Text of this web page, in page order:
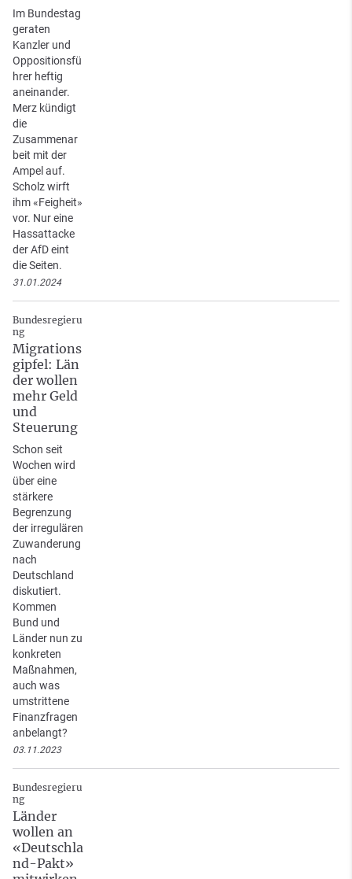
Im Bundestag
geraten
Kanzler und
Oppositionsfü
hrer heftig
aneinander.
Merz kündigt
die
Zusammenar
beit mit der
Ampel auf.
Scholz wirft
ihm «Feigheit»
vor. Nur eine
Hassattacke
der AfD eint
die Seiten.
31.01.2024
Bundesregieru
ng
Migrations
gipfel: Län
der wollen
mehr Geld
und
Steuerung
Schon seit
Wochen wird
über eine
stärkere
Begrenzung
der irregulären
Zuwanderung
nach
Deutschland
diskutiert.
Kommen
Bund und
Länder nun zu
konkreten
Maßnahmen,
auch was
umstrittene
Finanzfragen
anbelangt?
03.11.2023
Bundesregieru
ng
Länder
wollen an
«Deutschla
nd-Pakt»